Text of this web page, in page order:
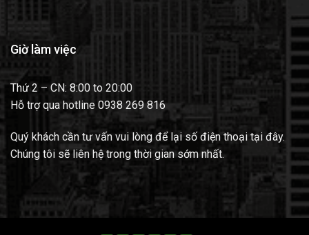
Giờ làm việc
Thứ 2 – CN: 8:00 to 20:00
Hỗ trợ qua hotline 0938 269 816
Quý khách cần tư vấn vui lòng để lại số điện thoại tại đây.
Chúng tôi sẽ liên hệ trong thời gian sớm nhất.